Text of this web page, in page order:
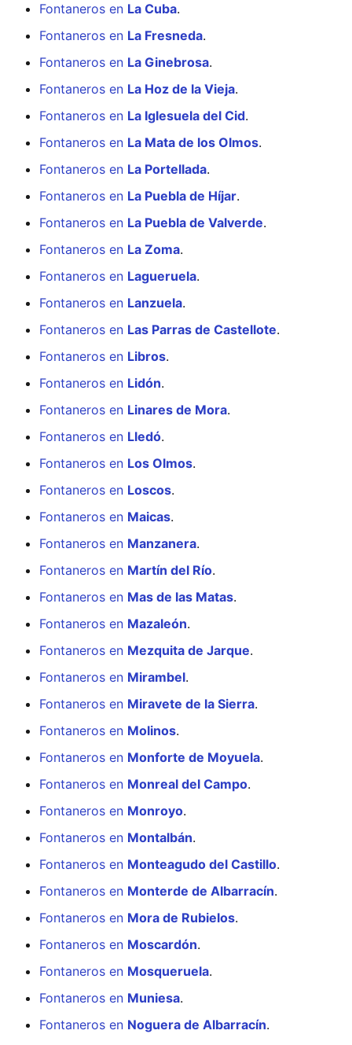
Fontaneros en La Cuba.
Fontaneros en La Fresneda.
Fontaneros en La Ginebrosa.
Fontaneros en La Hoz de la Vieja.
Fontaneros en La Iglesuela del Cid.
Fontaneros en La Mata de los Olmos.
Fontaneros en La Portellada.
Fontaneros en La Puebla de Híjar.
Fontaneros en La Puebla de Valverde.
Fontaneros en La Zoma.
Fontaneros en Lagueruela.
Fontaneros en Lanzuela.
Fontaneros en Las Parras de Castellote.
Fontaneros en Libros.
Fontaneros en Lidón.
Fontaneros en Linares de Mora.
Fontaneros en Lledó.
Fontaneros en Los Olmos.
Fontaneros en Loscos.
Fontaneros en Maicas.
Fontaneros en Manzanera.
Fontaneros en Martín del Río.
Fontaneros en Mas de las Matas.
Fontaneros en Mazaleón.
Fontaneros en Mezquita de Jarque.
Fontaneros en Mirambel.
Fontaneros en Miravete de la Sierra.
Fontaneros en Molinos.
Fontaneros en Monforte de Moyuela.
Fontaneros en Monreal del Campo.
Fontaneros en Monroyo.
Fontaneros en Montalbán.
Fontaneros en Monteagudo del Castillo.
Fontaneros en Monterde de Albarracín.
Fontaneros en Mora de Rubielos.
Fontaneros en Moscardón.
Fontaneros en Mosqueruela.
Fontaneros en Muniesa.
Fontaneros en Noguera de Albarracín.